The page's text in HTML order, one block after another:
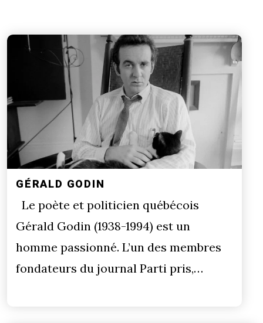
GÉRALD GODIN
Le poète et politicien québécois
Gérald Godin (1938-1994) est un
homme passionné. L’un des membres
fondateurs du journal Parti pris,…